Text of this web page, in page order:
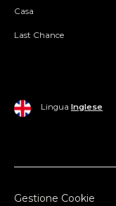
Casa
Last Chance
Lingua Inglese
Gestione Cookie